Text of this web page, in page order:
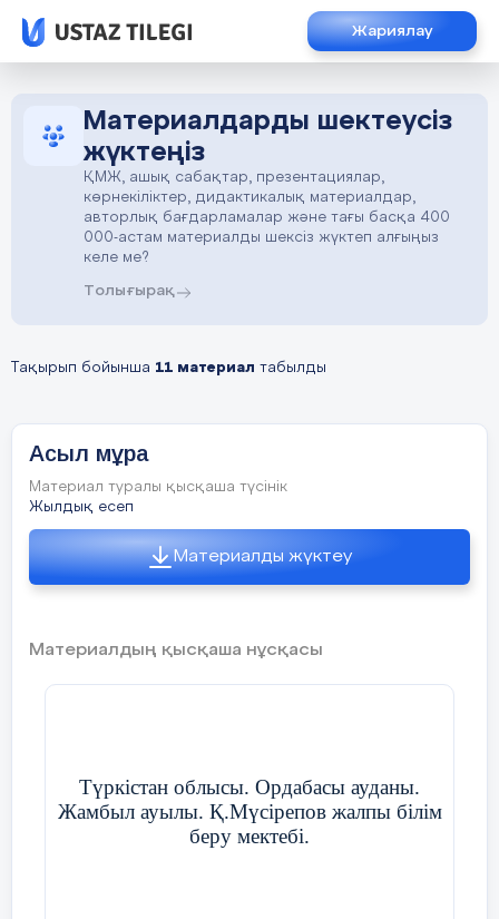
Жариялау
Материалдарды шектеусіз
жүктеңіз
ҚМЖ, ашық сабақтар, презентациялар,
көрнекіліктер, дидактикалық материалдар,
авторлық бағдарламалар және тағы басқа 400
000-астам материалды шексіз жүктеп алғыңыз
келе ме?
Толығырақ
Тақырып бойынша 11 материал табылды
Асыл мұра
Материал туралы қысқаша түсінік
Жылдық есеп
Материалды жүктеу
Материалдың қысқаша нұсқасы
Түркістан облысы. Ордабасы ауданы.
Жамбыл ауылы. Қ.Мүсірепов жалпы білім
беру мектебі.